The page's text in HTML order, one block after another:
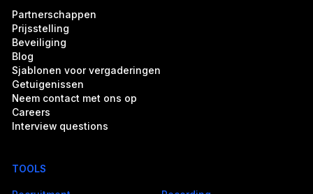
Partnerschappen
Prijsstelling
Beveiliging
Blog
Sjablonen voor vergaderingen
Getuigenissen
Neem contact met ons op
Careers
Interview questions
TOOLS